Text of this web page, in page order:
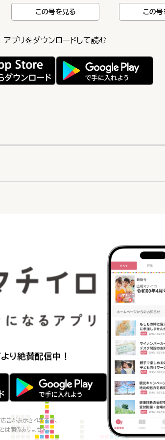
この号を見る この号
アプリをダウンロードして読む
り絶賛配信中！
告が表示されますが、
は関係ありません。